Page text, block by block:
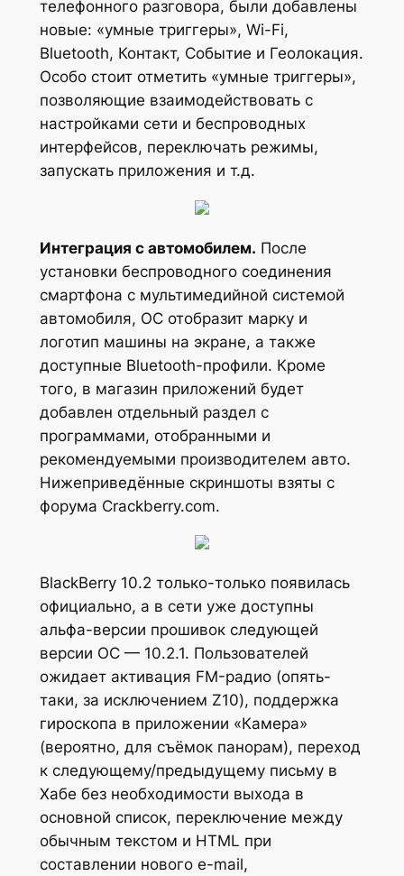
телефонного разговора, были добавлены
новые: «умные триггеры», Wi-Fi,
Bluetooth, Контакт, Событие и Геолокация.
Особо стоит отметить «умные триггеры»,
позволяющие взаимодействовать с
настройками сети и беспроводных
интерфейсов, переключать режимы,
запускать приложения и т.д.
Интеграция с автомобилем. После
установки беспроводного соединения
смартфона с мультимедийной системой
автомобиля, ОС отобразит марку и
логотип машины на экране, а также
доступные Bluetooth-профили. Кроме
того, в магазин приложений будет
добавлен отдельный раздел с
программами, отобранными и
рекомендуемыми производителем авто.
Нижеприведённые скриншоты взяты с
форума Crackberry.com.
BlackBerry 10.2 только-только появилась
официально, а в сети уже доступны
альфа-версии прошивок следующей
версии ОС — 10.2.1. Пользователей
ожидает активация FM-радио (опять-
таки, за исключением Z10), поддержка
гироскопа в приложении «Камера»
(вероятно, для съёмок панорам), переход
к следующему/предыдущему письму в
Хабе без необходимости выхода в
основной список, переключение между
обычным текстом и HTML при
составлении нового e-mail,